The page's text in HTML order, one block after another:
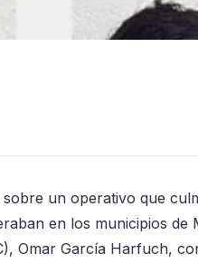
un operativo que
en los municipios de
Omar García Harfuch,